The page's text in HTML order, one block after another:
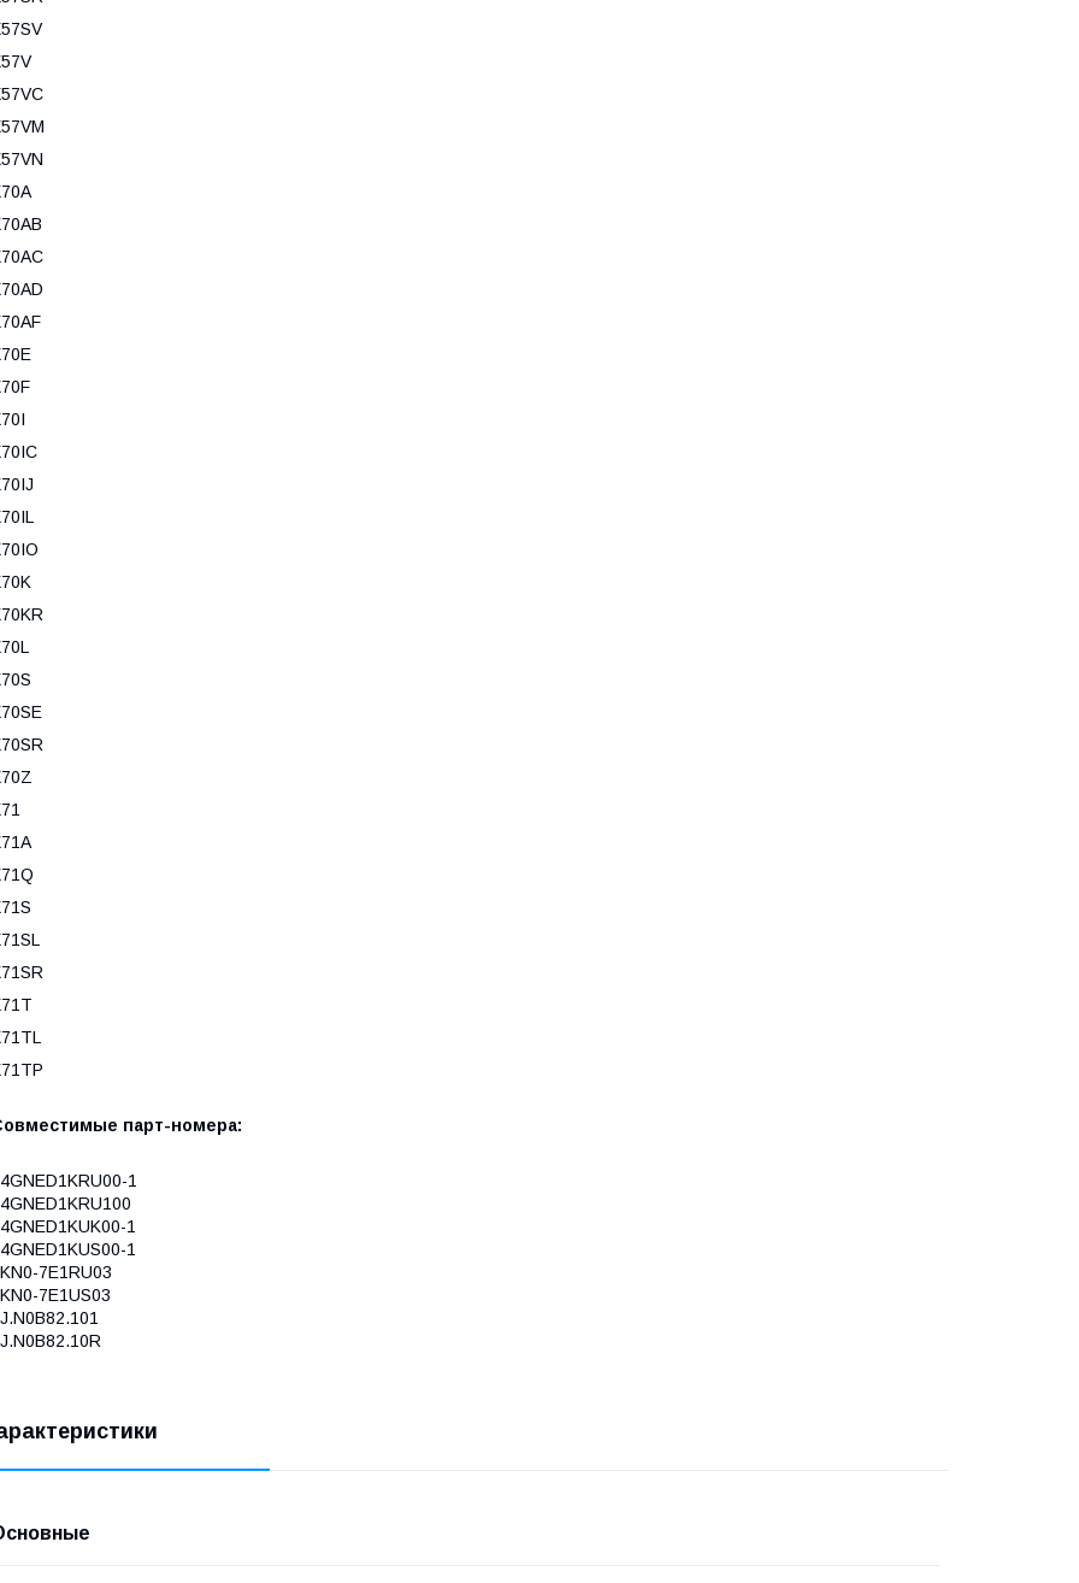
парт-номера:
1
1
1
7E1RU03
7E1US03